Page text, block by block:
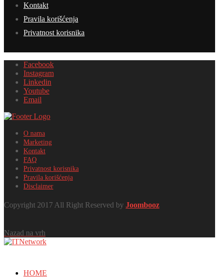
Kontakt
Pravila korišćenja
Privatnost korisnika
Facebook
Instagram
Linkedin
Youtube
Email
O nama
Marketing
Kontakt
FAQ
Privatnost korisnika
Pravila korišćenja
Disclaimer
Copyright 2017 All Right Reserved by Joombooz
Nazad na vrh
HOME